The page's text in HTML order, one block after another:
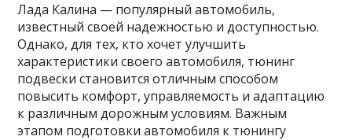
Лада Калина — популярный автомобиль,
известный своей надежностью и доступностью.
Однако, для тех, кто хочет улучшить
характеристики своего автомобиля, тюнинг
подвески становится отличным способом
повысить комфорт, управляемость и адаптацию
к различным дорожным условиям. Важным
этапом подготовки автомобиля к тюнингу